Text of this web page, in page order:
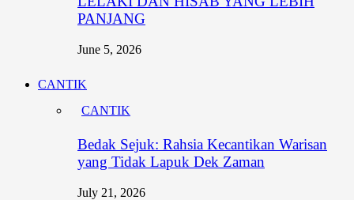
PANJANG
June 5, 2026
CANTIK
CANTIK
Bedak Sejuk: Rahsia Kecantikan Warisan
yang Tidak Lapuk Dek Zaman
July 21, 2026